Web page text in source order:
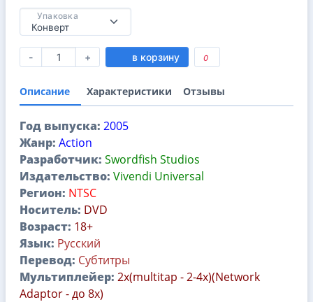
Упаковка
- + в корзину 0
Описание Характеристики Отзывы
Год выпуска: 2005
Жанр: Action
Разработчик: Swordfish Studios
Издательство: Vivendi Universal
Регион: NTSC
Носитель: DVD
Возраст: 18+
Язык: Русский
Перевод: Субтитры
Мультиплейер: 2х(multitap - 2-4х)(Network
Adaptor - до 8x)